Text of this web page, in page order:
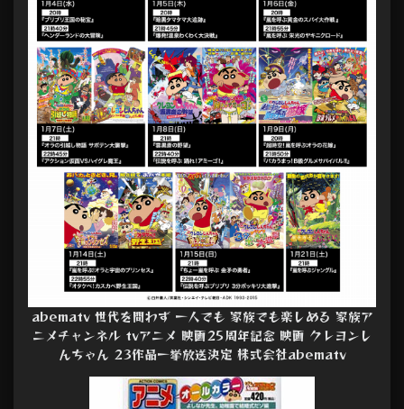
abematv 世代を問わず 一人でも 家族でも楽しめる 家族ア
ニメチャンネル tvアニメ 映画25周年記念 映画 クレヨンし
んちゃん 23作品一挙放送決定 株式会社abematv